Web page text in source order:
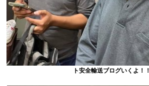
ト安全輸送ブログいくよ！！